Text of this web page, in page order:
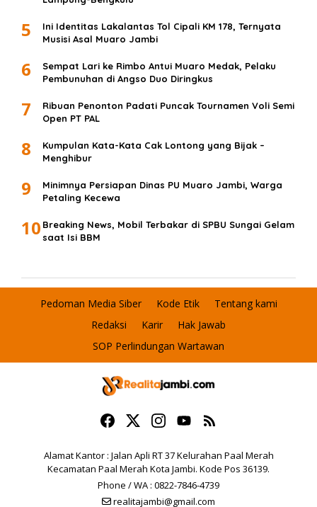
5
Ini Identitas Lakalantas Tol Cipali KM 178, Ternyata
Musisi Asal Muaro Jambi
6
Sempat Lari ke Rimbo Antui Muaro Medak, Pelaku
Pembunuhan di Angso Duo Diringkus
7
Ribuan Penonton Padati Puncak Tournamen Voli Semi
Open PT PAL
8
Kumpulan Kata-Kata Cak Lontong yang Bijak –
Menghibur
9
Minimnya Persiapan Dinas PU Muaro Jambi, Warga
Petaling Kecewa
10 Breaking News, Mobil Terbakar di SPBU Sungai Gelam
saat Isi BBM
Pedoman Media Siber Kode Etik
Tentang kami
Redaksi
Karir
Hak Jawab
SOP Perlindungan Wartawan
Alamat Kantor : Jalan Apli RT 37 Kelurahan Paal Merah
Kecamatan Paal Merah Kota Jambi. Kode Pos 36139.
Phone / WA : 0822-7846-4739
realitajambi@gmail.com